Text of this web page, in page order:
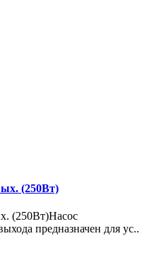
(250Вт)
(250Вт)Насос
предназначен для ус..